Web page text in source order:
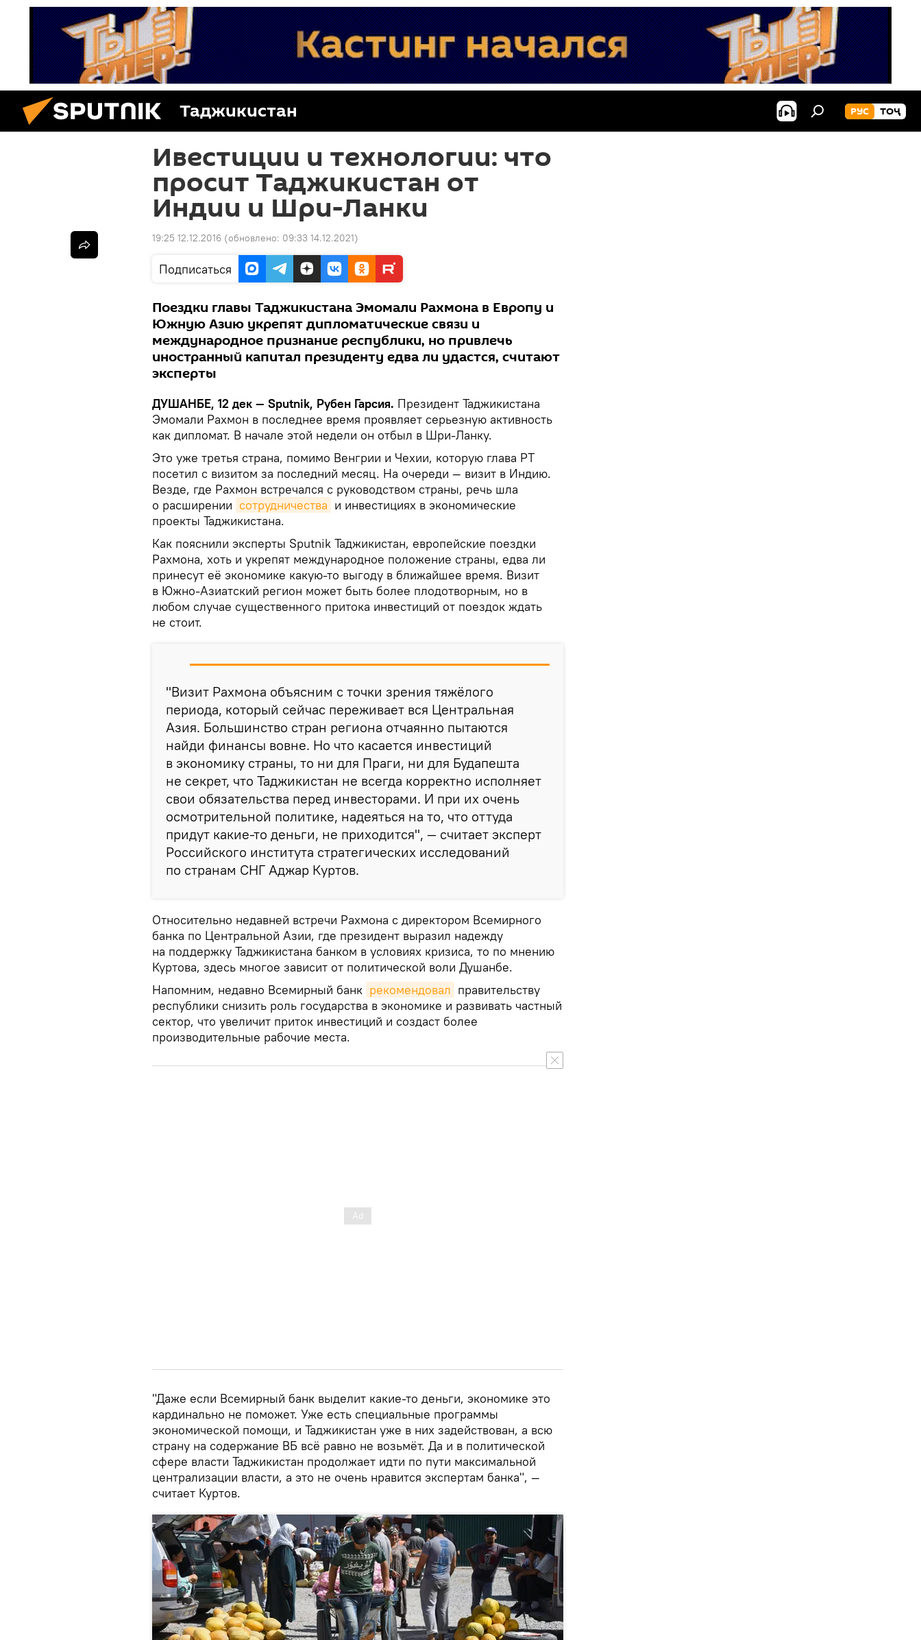
Таджикистан РУС ТОҶ
Ивестиции и технологии: что
просит Таджикистан от
Индии и Шри-Ланки
19:25 12.12.2016 (обновлено: 09:33 14.12.2021)
Подписаться
Поездки главы Таджикистана Эмомали Рахмона в Европу и
Южную Азию укрепят дипломатические связи и
международное признание республики, но привлечь
иностранный капитал президенту едва ли удастся, считают
эксперты
ДУШАНБЕ, 12 дек — Sputnik, Рубен Гарсия. Президент Таджикистана
Эмомали Рахмон в последнее время проявляет серьезную активность
как дипломат. В начале этой недели он отбыл в Шри-Ланку.
Это уже третья страна, помимо Венгрии и Чехии, которую глава РТ
посетил с визитом за последний месяц. На очереди — визит в Индию.
Везде, где Рахмон встречался с руководством страны, речь шла
о расширении сотрудничества и инвестициях в экономические
проекты Таджикистана.
Как пояснили эксперты Sputnik Таджикистан, европейские поездки
Рахмона, хоть и укрепят международное положение страны, едва ли
принесут её экономике какую-то выгоду в ближайшее время. Визит
в Южно-Азиатский регион может быть более плодотворным, но в
любом случае существенного притока инвестиций от поездок ждать
не стоит.
"Визит Рахмона объясним с точки зрения тяжёлого
периода, который сейчас переживает вся Центральная
Азия. Большинство стран региона отчаянно пытаются
найди финансы вовне. Но что касается инвестиций
в экономику страны, то ни для Праги, ни для Будапешта
не секрет, что Таджикистан не всегда корректно исполняет
свои обязательства перед инвесторами. И при их очень
осмотрительной политике, надеяться на то, что оттуда
придут какие-то деньги, не приходится", — считает эксперт
Российского института стратегических исследований
по странам СНГ Аджар Куртов.
Относительно недавней встречи Рахмона с директором Всемирного
банка по Центральной Азии, где президент выразил надежду
на поддержку Таджикистана банком в условиях кризиса, то по мнению
Куртова, здесь многое зависит от политической воли Душанбе.
Напомним, недавно Всемирный банк рекомендовал правительству
республики снизить роль государства в экономике и развивать частный
сектор, что увеличит приток инвестиций и создаст более
производительные рабочие места.
"Даже если Всемирный банк выделит какие-то деньги, экономике это
кардинально не поможет. Уже есть специальные программы
экономической помощи, и Таджикистан уже в них задействован, а всю
страну на содержание ВБ всё равно не возьмёт. Да и в политической
сфере власти Таджикистан продолжает идти по пути максимальной
централизации власти, а это не очень нравится экспертам банка", —
считает Куртов.